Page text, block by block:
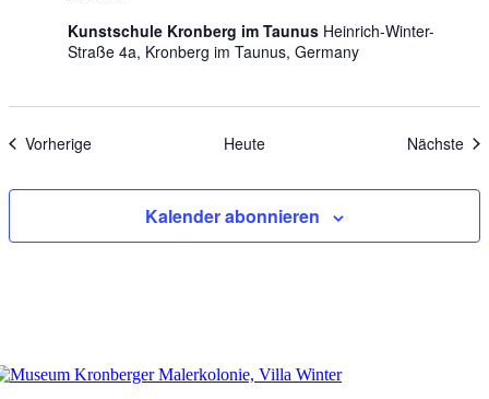
Kunstschule Kronberg im Taunus Heinrich-Winter-
Straße 4a, Kronberg im Taunus, Germany
VorherigeVeranstaltungen Heute Nächste
Kalender abonnieren